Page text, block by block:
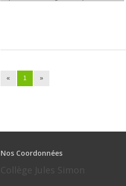
« 1 »
Nos Coordonnées
Collège Jules Simon